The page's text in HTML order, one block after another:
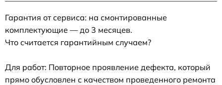
Гарантия от сервиса: на смонтированные
комплектующие — до 3 месяцев.
Что считается гарантийным случаем?
Для работ: Повторное проявление дефекта, который
прямо обусловлен с качеством проведенного ремонта